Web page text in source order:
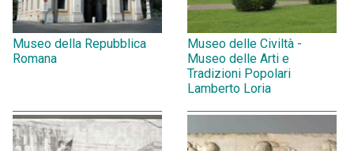
Museo della Repubblica
Romana
Museo delle Civiltà -
Museo delle Arti e
Tradizioni Popolari
Lamberto Loria